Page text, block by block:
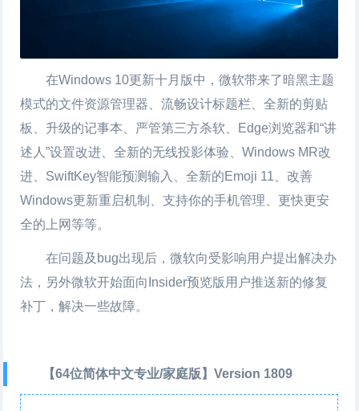
在Windows 10更新十月版中，微软带来了暗黑主题
模式的文件资源管理器、流畅设计标题栏、全新的剪贴
板、升级的记事本、严管第三方杀软、Edge浏览器和“讲
述人”设置改进、全新的无线投影体验、Windows MR改
进、SwiftKey智能预测输入、全新的Emoji 11、改善
Windows更新重启机制、支持你的手机管理、更快更安
全的上网等等。
在问题及bug出现后，微软向受影响用户提出解决办
法，另外微软开始面向Insider预览版用户推送新的修复
补丁，解决一些故障。
【64位简体中文专业/家庭版】Version 1809